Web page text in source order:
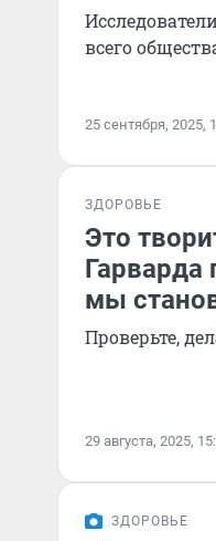
всего
25 сентября, 2025,
ЗДОРОВЬЕ
Это
Гарварда
мы
Проверьте,
29 августа, 2025,
ЗДОРОВЬЕ